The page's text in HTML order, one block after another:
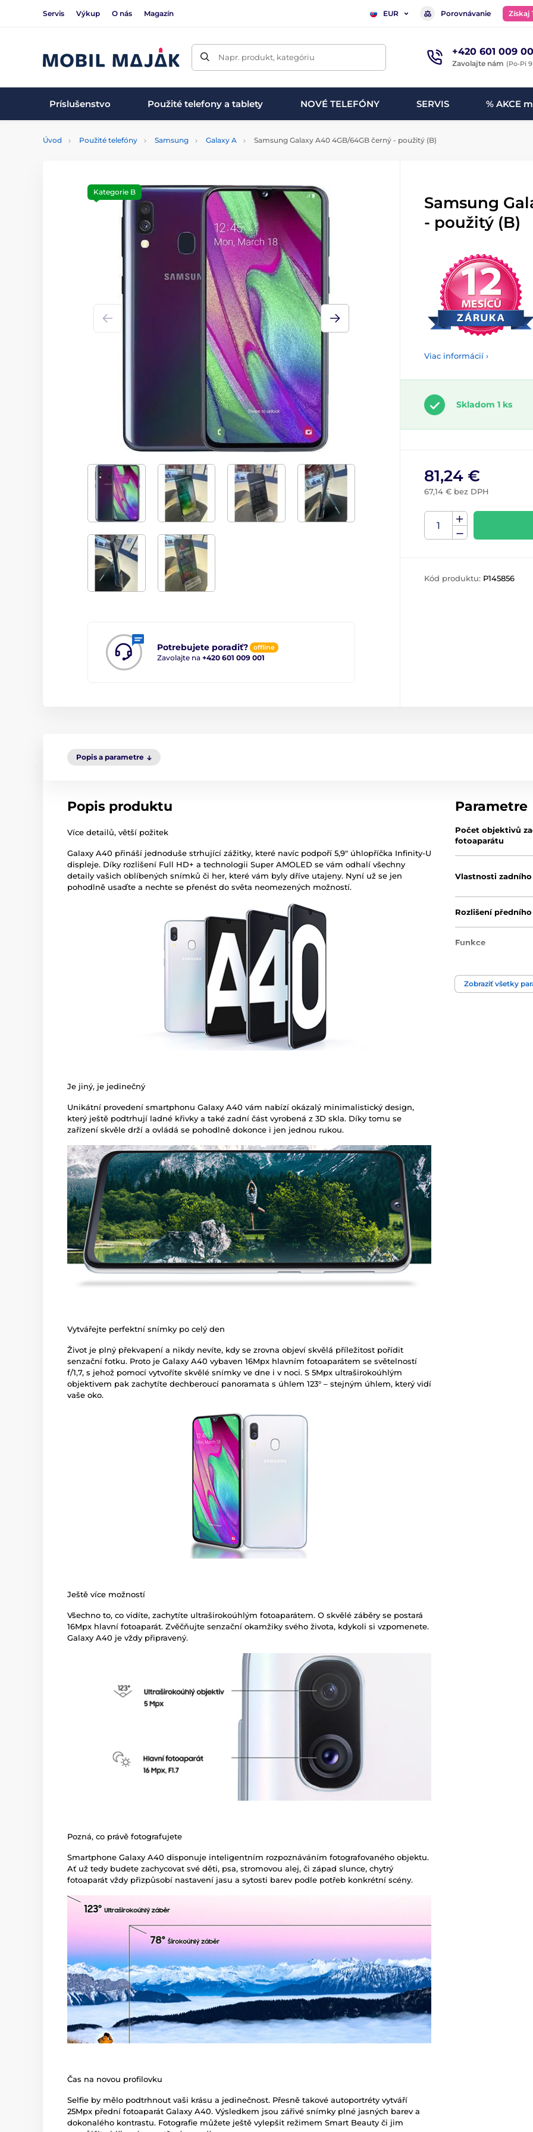
Servis Výkup O nás Magazín EUR Porovnávanie Získaj
Napr. produkt, kategóriu +420 601 009
Zavolajte nám (Po-Pi
Príslušenstvo Použité telefony a tablety NOVÉ TELEFÓNY SERVIS % AKCE
Úvod Použité telefóny Samsung Galaxy A Samsung Galaxy A40 4GB/64GB černý - použitý (B)
Potrebujete poradiť? offline
Zavolajte na +420 601 009 001
Kategorie B
Samsung
- použitý (B)
Viac informácií ›
Skladom 1 ks
81,24 €
67,14 € bez DPH
Kód produktu: P145856
Popis a parametre
Popis produktu
Více detailů, větší požitek
Galaxy A40 přináší jednoduše strhující zážitky, které navíc podpoří 5,9" úhlopříčka Infinity-U
displeje. Díky rozlišení Full HD+ a technologii Super AMOLED se vám odhalí všechny
detaily vašich oblíbených snímků či her, které vám byly dříve utajeny. Nyní už se jen
pohodlně usaďte a nechte se přenést do světa neomezených možností.
Je jiný, je jedinečný
Unikátní provedení smartphonu Galaxy A40 vám nabízí okázalý minimalistický design,
který ještě podtrhují ladné křivky a také zadní část vyrobená z 3D skla. Díky tomu se
zařízení skvěle drží a ovládá se pohodlně dokonce i jen jednou rukou.
Vytvářejte perfektní snímky po celý den
Život je plný překvapení a nikdy nevíte, kdy se zrovna objeví skvělá příležitost pořídit
senzační fotku. Proto je Galaxy A40 vybaven 16Mpx hlavním fotoaparátem se světelností
f/1,7, s jehož pomocí vytvoříte skvělé snímky ve dne i v noci. S 5Mpx ultraširokoúhlým
objektivem pak zachytíte dechberoucí panoramata s úhlem 123° – stejným úhlem, který vidí
vaše oko.
Ještě více možností
Všechno to, co vidíte, zachytíte ultraširokoúhlým fotoaparátem. O skvělé záběry se postará
16Mpx hlavní fotoaparát. Zvěčňujte senzační okamžiky svého života, kdykoli si vzpomenete.
Galaxy A40 je vždy připravený.
Pozná, co právě fotografujete
Smartphone Galaxy A40 disponuje inteligentním rozpoznáváním fotografovaného objektu.
Ať už tedy budete zachycovat své děti, psa, stromovou alej, či západ slunce, chytrý
fotoaparát vždy přizpůsobí nastavení jasu a sytosti barev podle potřeb konkrétní scény.
Čas na novou profilovku
Selfie by mělo podtrhnout vaši krásu a jedinečnost. Přesně takové autoportréty vytváří
25Mpx přední fotoaparát Galaxy A40. Výsledkem jsou zářivé snímky plné jasných barev a
dokonalého kontrastu. Fotografie můžete ještě vylepšit režimem Smart Beauty či jim
Parametre
Počet objektivů
fotoaparátu
Vlastnosti
Rozlišení
Funkce
Zobraziť všetky